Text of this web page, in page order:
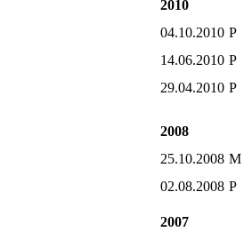
2010
04.10.2010 P
14.06.2010 P
29.04.2010 P
2008
25.10.2008 M
02.08.2008 P
2007